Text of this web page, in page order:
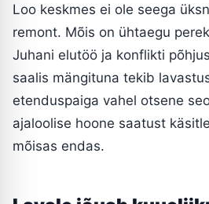
Loo keskmes ei ole seega
remont. Mõis on ühtaegu
Juhani elutöö ja konflikti
saalis mängituna tekib
etenduspaiga vahel otsene
ajaloolise hoone saatust
mõisas endas.